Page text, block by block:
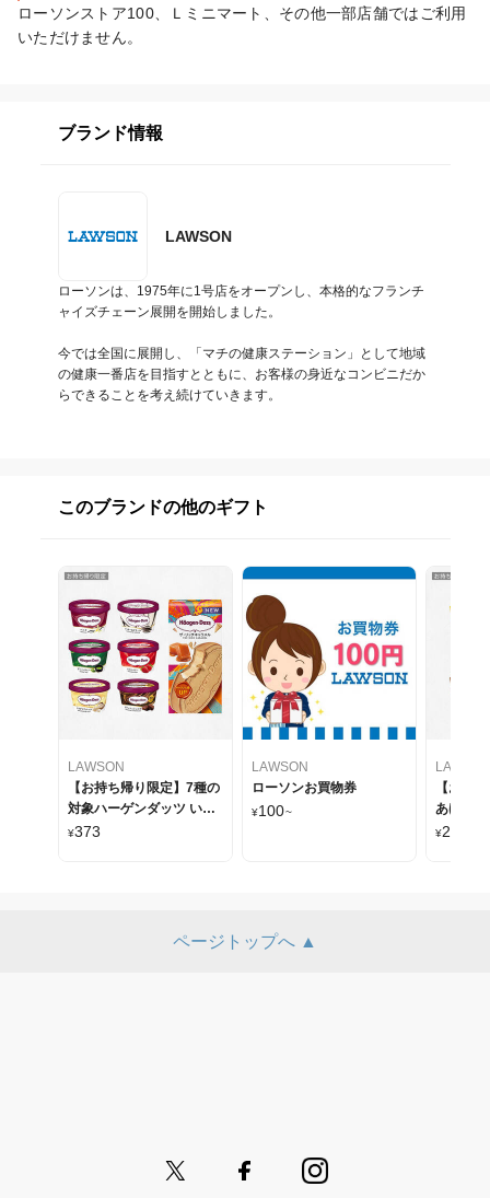
ローソンストア100、Ｌミニマート、その他一部店舗ではご利用
いただけません。
ブランド情報
LAWSON
ローソンは、1975年に1号店をオープンし、本格的なフランチ
ャイズチェーン展開を開始しました。
今では全国に展開し、「マチの健康ステーション」として地域
の健康一番店を目指すとともに、お客様の身近なコンビニだか
らできることを考え続けていきます。
このブランドの他のギフト
LAWSON
【お持ち帰り限定】7種の
対象ハーゲンダッツ いず
れか1つ
¥373
LAWSON
ローソンお買物券
¥100~
【お持
あげク
¥288
ページトップへ ▲